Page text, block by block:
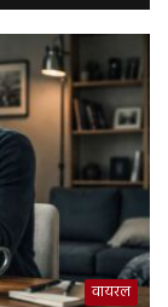
वायरल